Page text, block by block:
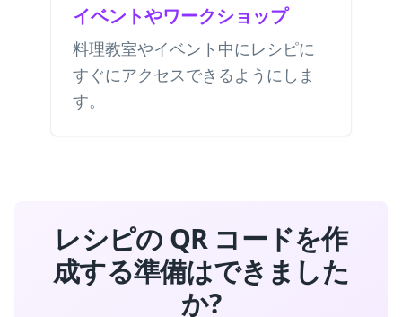
イベントやワークショップ
料理教室やイベント中にレシピに
すぐにアクセスできるようにしま
す。
レシピの QR コードを作
成する準備はできました
か?